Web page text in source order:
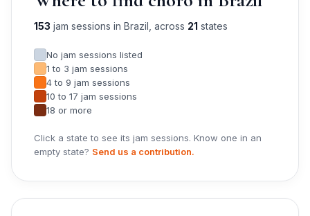
153 jam sessions in Brazil, across 21 states
No jam sessions listed
1 to 3 jam sessions
4 to 9 jam sessions
10 to 17 jam sessions
18 or more
Click a state to see its jam sessions. Know one in an
empty state? Send us a contribution.